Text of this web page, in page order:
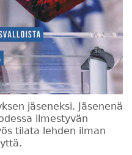
jäseneksi. Jäsenenä
ilmestyvän
tilata lehden ilman